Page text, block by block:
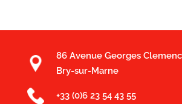
86 Avenue Georges
Bry-sur-Marne
+33 (0)6 23 54 43 55